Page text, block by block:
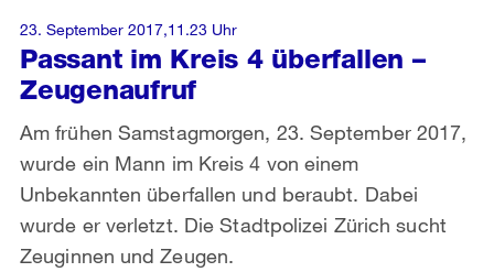
Passant im Kreis 4 überfallen –
Zeugenaufruf
Am frühen Samstagmorgen, 23. September 2017,
wurde ein Mann im Kreis 4 von einem
Unbekannten überfallen und beraubt. Dabei
wurde er verletzt. Die Stadtpolizei Zürich sucht
Zeuginnen und Zeugen.
23. September 2017,11.23 Uhr